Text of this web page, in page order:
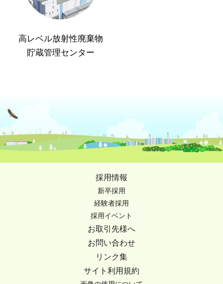
高レベル放射性廃棄物
貯蔵管理センター
採用情報
新卒採用
経験者採用
採用イベント
お取引先様へ
お問い合わせ
リンク集
サイト利用規約